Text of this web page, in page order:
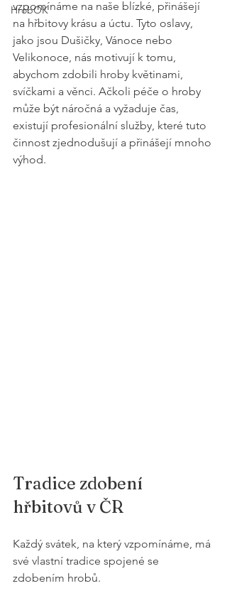
HrobOK
vzpomínáme na naše blízké, přinášejí
na hřbitovy krásu a úctu. Tyto oslavy,
jako jsou Dušičky, Vánoce nebo
Velikonoce, nás motivují k tomu,
abychom zdobili hroby květinami,
svíčkami a věnci. Ačkoli péče o hroby
může být náročná a vyžaduje čas,
existují profesionální služby, které tuto
činnost zjednodušují a přinášejí mnoho
výhod.
Tradice zdobení
hřbitovů v ČR
Každý svátek, na který vzpomínáme, má
své vlastní tradice spojené se
zdobením hrobů.